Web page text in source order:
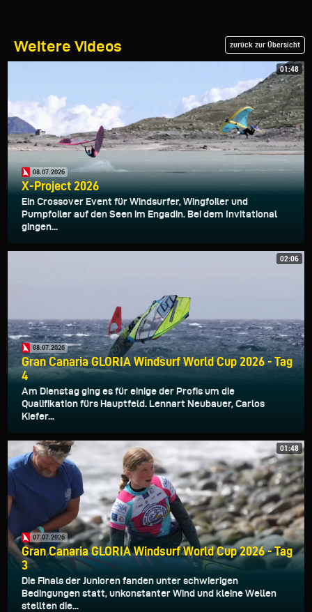
Weitere Videos zurück zur Übersicht
01:48
08.07.2026
X-Project 2026
Ein Crossover Event für Windsurfer, Wingfoiler und
Pumpfoiler auf den Seen im Engadin. Bei dem Invitational
gingen...
02:06
08.07.2026
Gran Canaria GLORIA Windsurf World Cup 2026 - Tag
4
Am Dienstag ging es für einige der Profis um die
Qualifikation fürs Hauptfeld. Lennart Neubauer, Carlos
Kiefer...
01:48
07.07.2026
Gran Canaria GLORIA Windsurf World Cup 2026 - Tag
3
Die Finals der Junioren fanden unter schwierigen
Bedingungen statt, unkonstanter Wind und kleine Wellen
stellten die...